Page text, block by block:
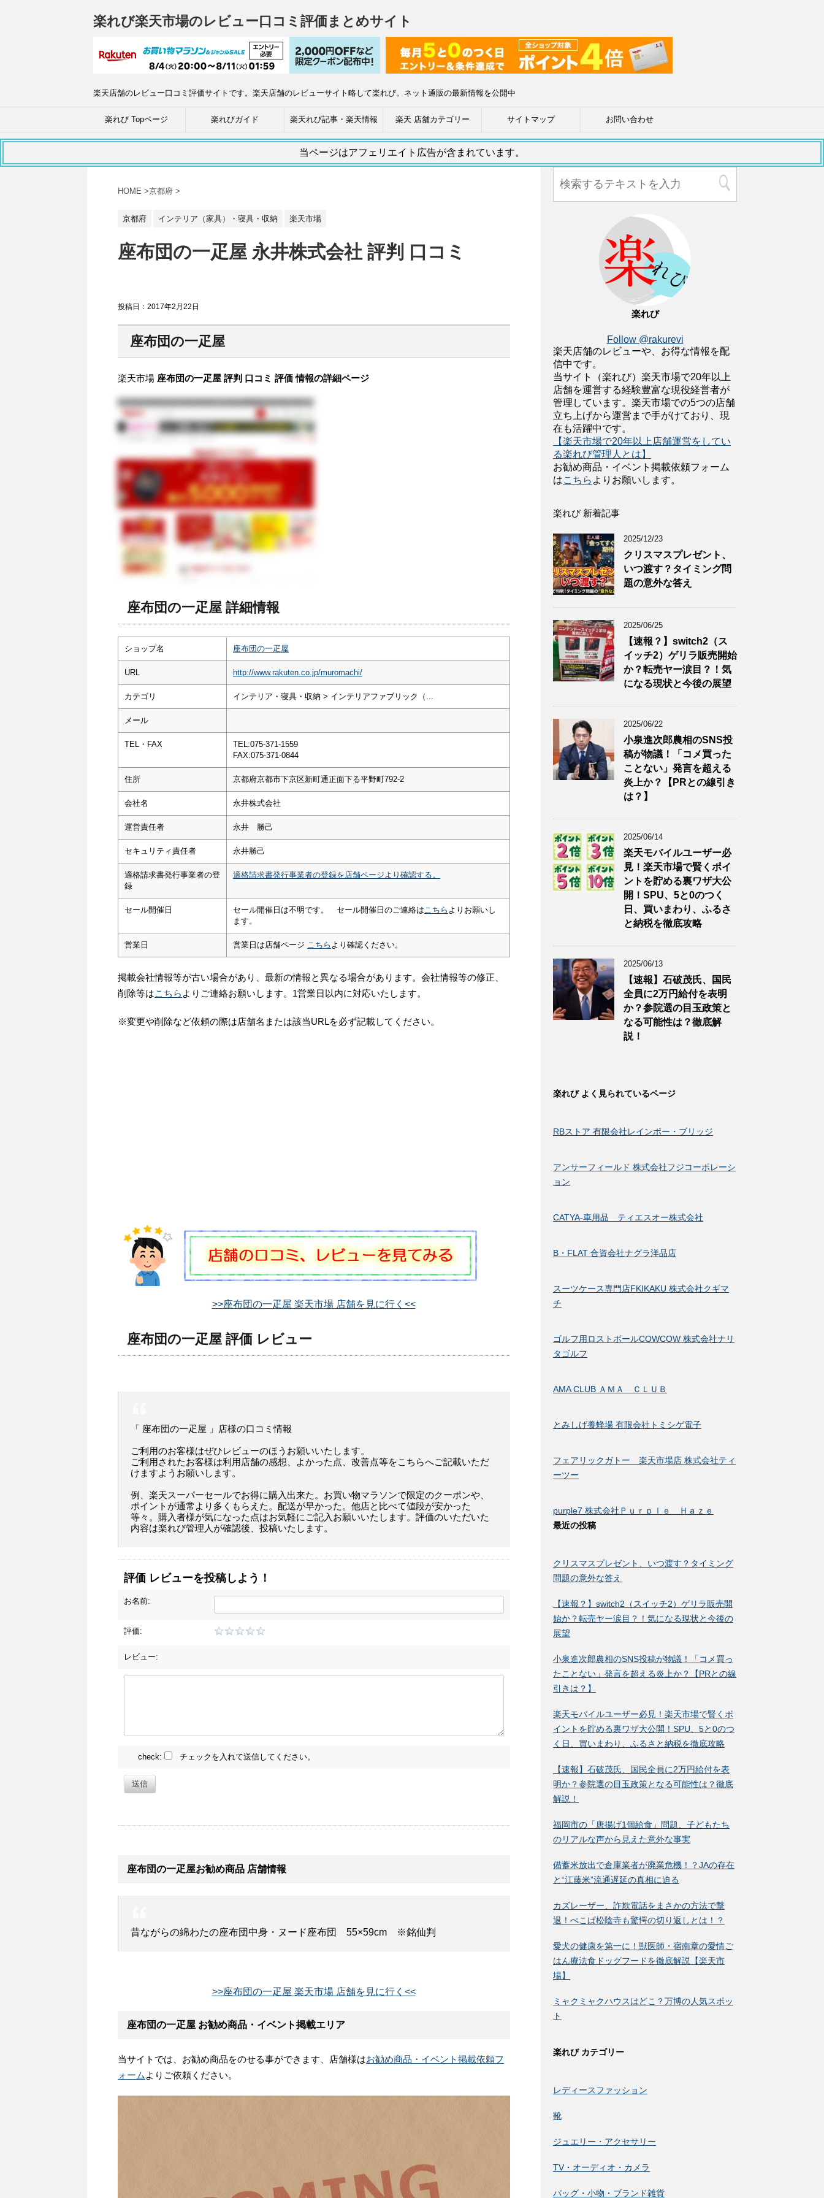
楽れび楽天市場のレビュー口コミ評価まとめサイト
楽天店舗のレビュー口コミ評価サイトです。楽天店舗のレビューサイト略して楽れび。ネット通販の最新情報を公開中
楽れび Topページ 楽れびガイド 楽天れび記事・楽天情報 楽天 店舗カテゴリー サイトマップ お問い合わせ
当ページはアフェリエイト広告が含まれています。
HOME >京都府 >
京都府 インテリア（家具）・寝具・収納 楽天市場
座布団の一疋屋 永井株式会社 評判 口コミ
投稿日： 2017年2月22日
座布団の一疋屋
楽天市場 座布団の一疋屋 評判 口コミ 評価 情報の詳細ページ
座布団の一疋屋 詳細情報
ショップ名 座布団の一疋屋
URL http://www.rakuten.co.jp/muromachi/
カテゴリ インテリア・寝具・収納 > インテリアファブリック（...
メール
TEL・FAX
TEL:075-371-1559
FAX:075-371-0844
住所 京都府京都市下京区新町通正面下る平野町792-2
会社名 永井株式会社
運営責任者 永井 勝己
セキュリティ責任者 永井勝己
適格請求書発行事業者の登
録
適格請求書発行事業者の登録を店舗ページより確認する。
セール開催日 セール開催日は不明です。 セール開催日のご連絡は こちら よりお願いし
ます。
営業日 営業日は店舗ページ こちら より確認ください。
掲載会社情報等が古い場合があり、最新の情報と異なる場合があります。会社情報等の修正、
削除等はこちら よりご連絡お願いします。1営業日以内に対応いたします。
※変更や削除など依頼の際は店舗名または該当URLを必ず記載してください。
>>座布団の一疋屋 楽天市場 店舗を見に行く<<
座布団の一疋屋 評価 レビュー
「 座布団の一疋屋 」店様の口コミ情報
ご利用のお客様はぜひレビューのほうお願いいたします。
ご利用されたお客様は利用店舗の感想、よかった点、改善点等をこちらへご記載いただ
けますようお願いします。
例、楽天スーパーセールでお得に購入出来た。お買い物マラソンで限定のクーポンや、
ポイントが通常より多くもらえた。配送が早かった。他店と比べて値段が安かった
等々。購入者様が気になった点はお気軽にご記入お願いいたします。評価のいただいた
内容は楽れび管理人が確認後、投稿いたします。
評価 レビューを投稿しよう！
お名前:
評価:
レビュー:
check: チェックを入れて送信してください。
送信
座布団の一疋屋お勧め商品 店舗情報
昔ながらの綿わたの座布団中身・ヌード座布団 55×59cm ※銘仙判
>>座布団の一疋屋 楽天市場 店舗を見に行く<<
座布団の一疋屋 お勧め商品・イベント掲載エリア
当サイトでは、お勧め商品をのせる事ができます、店舗様はお勧め商品・イベント掲載依頼フ
ォーム よりご依頼ください。
楽れび
Follow @rakurevi
楽天店舗のレビューや、お得な情報を配
信中です。
当サイト（楽れび）楽天市場で20年以上
店舗を運営する経験豊富な現役経営者が
管理しています。楽天市場での5つの店舗
立ち上げから運営まで手がけており、現
在も活躍中です。
【楽天市場で20年以上店舗運営をしてい
る楽れび管理人とは】
お勧め商品・イベント掲載依頼フォーム
はこちら よりお願いします。
楽れび 新着記事
2025/12/23
クリスマスプレゼント、
いつ渡す？タイミング問
題の意外な答え
2025/06/25
【速報？】switch2（ス
イッチ2）ゲリラ販売開始
か？転売ヤー涙目？！気
になる現状と今後の展望
2025/06/22
小泉進次郎農相のSNS投
稿が物議！「コメ買った
ことない」発言を超える
炎上か？【PRとの線引き
は？】
2025/06/14
楽天モバイルユーザー必
見！楽天市場で賢くポイ
ントを貯める裏ワザ大公
開！SPU、5と0のつく
日、買いまわり、ふるさ
と納税を徹底攻略
2025/06/13
【速報】石破茂氏、国民
全員に2万円給付を表明
か？参院選の目玉政策と
なる可能性は？徹底解
説！
楽れび よく見られているページ
RBストア 有限会社レインボー・ブリッジ
アンサーフィールド 株式会社フジコーポレーシ
ョン
CATYA-車用品 ティエスオー株式会社
B・FLAT 合資会社ナグラ洋品店
スーツケース専門店FKIKAKU 株式会社クギマ
チ
ゴルフ用ロストボールCOWCOW 株式会社ナリ
タゴルフ
AMA CLUB ＡＭＡ ＣＬＵＢ
とみしげ養蜂場 有限会社トミシゲ電子
フェアリックガトー 楽天市場店 株式会社ティ
ーツー
purple7 株式会社Ｐｕｒｐｌｅ Ｈａｚｅ
最近の投稿
クリスマスプレゼント、いつ渡す？タイミング
問題の意外な答え
【速報？】switch2（スイッチ2）ゲリラ販売開
始か？転売ヤー涙目？！気になる現状と今後の
展望
小泉進次郎農相のSNS投稿が物議！「コメ買っ
たことない」発言を超える炎上か？【PRとの線
引きは？】
楽天モバイルユーザー必見！楽天市場で賢くポ
イントを貯める裏ワザ大公開！SPU、5と0のつ
く日、買いまわり、ふるさと納税を徹底攻略
【速報】石破茂氏、国民全員に2万円給付を表
明か？参院選の目玉政策となる可能性は？徹底
解説！
福岡市の「唐揚げ1個給食」問題、子どもたち
のリアルな声から見えた意外な事実
備蓄米放出で倉庫業者が廃業危機！？JAの存在
と“江藤米”流通遅延の真相に迫る
カズレーザー、詐欺電話をまさかの方法で撃
退！ぺこぱ松陰寺も驚愕の切り返しとは！？
愛犬の健康を第一に！獣医師・宿南章の愛情ご
はん療法食ドッグフードを徹底解説【楽天市
場】
ミャクミャクハウスはどこ？万博の人気スポッ
ト
楽れび カテゴリー
レディースファッション
靴
ジュエリー・アクセサリー
TV・オーディオ・カメラ
バッグ・小物・ブランド雑貨